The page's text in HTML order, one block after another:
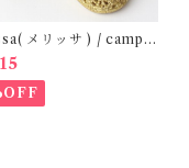
メリッサ ) / campa
)36/38